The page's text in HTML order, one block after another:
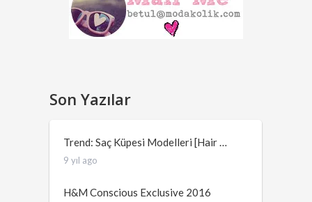
Son Yazılar
Trend: Saç Küpesi Modelleri [Hair …
9 yıl ago
H&M Conscious Exclusive 2016